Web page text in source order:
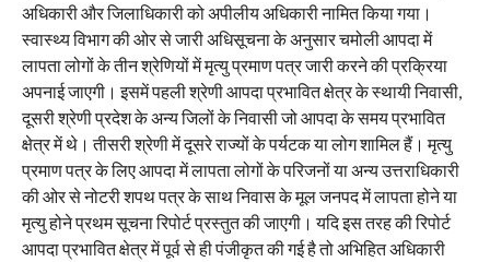
अधिकारी और जिलाधिकारी को अपीलीय अधिकारी नामित किया गया।
स्वास्थ्य विभाग की ओर से जारी अधिसूचना के अनुसार चमोली आपदा में
लापता लोगों के तीन श्रेणियों में मृत्यु प्रमाण पत्र जारी करने की प्रक्रिया
अपनाई जाएगी। इसमें पहली श्रेणी आपदा प्रभावित क्षेत्र के स्थायी निवासी,
दूसरी श्रेणी प्रदेश के अन्य जिलों के निवासी जो आपदा के समय प्रभावित
क्षेत्र में थे। तीसरी श्रेणी में दूसरे राज्यों के पर्यटक या लोग शामिल हैं। मृत्यु
प्रमाण पत्र के लिए आपदा में लापता लोगों के परिजनों या अन्य उत्तराधिकारी
की ओर से नोटरी शपथ पत्र के साथ निवास के मूल जनपद में लापता होने या
मृत्यु होने प्रथम सूचना रिपोर्ट प्रस्तुत की जाएगी। यदि इस तरह की रिपोर्ट
आपदा प्रभावित क्षेत्र में पूर्व से ही पंजीकृत की गई है तो अभिहित अधिकारी